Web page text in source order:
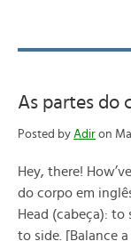
As partes do
Posted by Adir on
Hey, there!
do corpo em
Head (cabeça):
to side. [Balance